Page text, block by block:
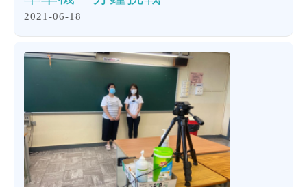
2021-06-18